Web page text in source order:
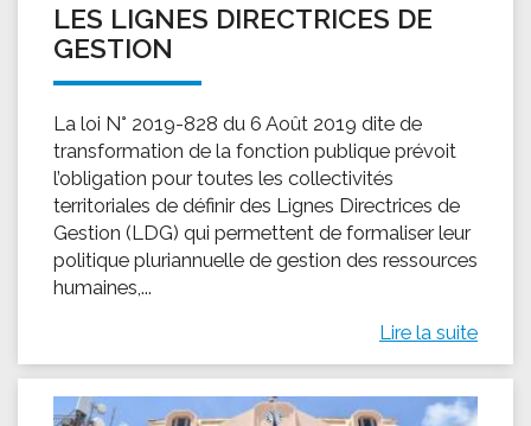
LES LIGNES DIRECTRICES DE
GESTION
La loi N° 2019-828 du 6 Août 2019 dite de
transformation de la fonction publique prévoit
l’obligation pour toutes les collectivités
territoriales de définir des Lignes Directrices de
Gestion (LDG) qui permettent de formaliser leur
politique pluriannuelle de gestion des ressources
humaines,...
Lire la suite